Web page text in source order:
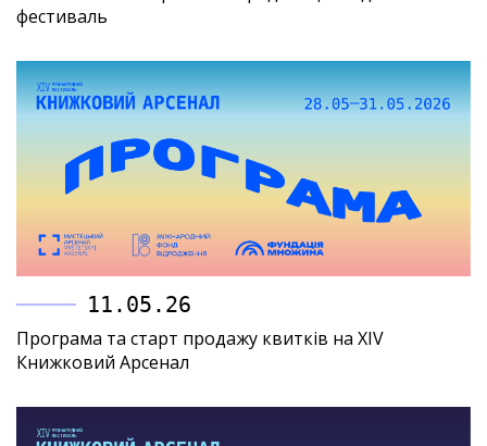
фестиваль
11.05.26
Програма та старт продажу квитків на XIV
Книжковий Арсенал